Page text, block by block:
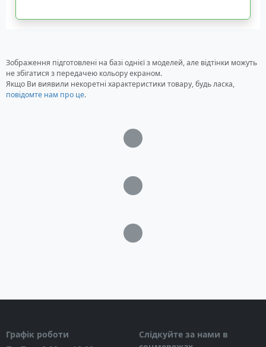
Зображення підготовлені на базі однієї з моделей, але відтінки можуть
не збігатися з передачею кольору екраном.
Якщо Ви виявили некоретні характеристики товару, будь ласка,
повідомте нам про це.
Графік роботи
Слідкуйте за нами в